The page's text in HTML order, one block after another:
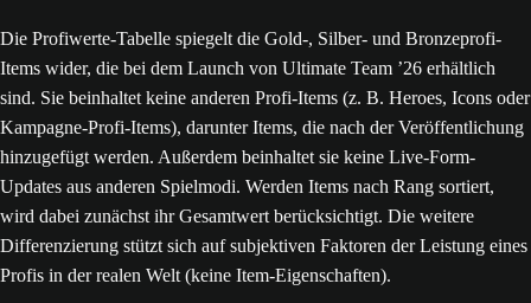
Die Profiwerte-Tabelle spiegelt die Gold-, Silber- und Bronzeprofi-
Items wider, die bei dem Launch von Ultimate Team ’26 erhältlich
sind. Sie beinhaltet keine anderen Profi-Items (z. B. Heroes, Icons oder
Kampagne-Profi-Items), darunter Items, die nach der Veröffentlichung
hinzugefügt werden. Außerdem beinhaltet sie keine Live-Form-
Updates aus anderen Spielmodi. Werden Items nach Rang sortiert,
wird dabei zunächst ihr Gesamtwert berücksichtigt. Die weitere
Differenzierung stützt sich auf subjektiven Faktoren der Leistung eines
Profis in der realen Welt (keine Item-Eigenschaften).